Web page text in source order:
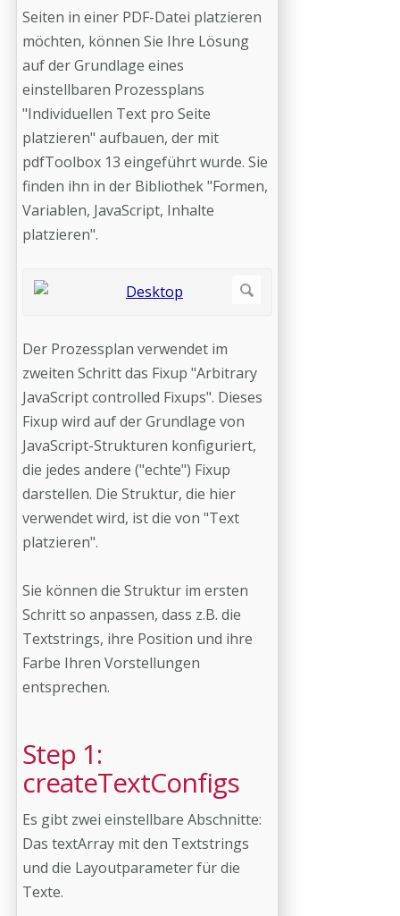
Seiten in einer PDF-Datei platzieren
möchten, können Sie Ihre Lösung
auf der Grundlage eines
einstellbaren Prozessplans
"Individuellen Text pro Seite
platzieren" aufbauen, der mit
pdfToolbox 13 eingeführt wurde. Sie
finden ihn in der Bibliothek "Formen,
Variablen, JavaScript, Inhalte
platzieren".
Der Prozessplan verwendet im
zweiten Schritt das Fixup "Arbitrary
JavaScript controlled Fixups". Dieses
Fixup wird auf der Grundlage von
JavaScript-Strukturen konfiguriert,
die jedes andere ("echte") Fixup
darstellen. Die Struktur, die hier
verwendet wird, ist die von "Text
platzieren".
Sie können die Struktur im ersten
Schritt so anpassen, dass z.B. die
Textstrings, ihre Position und ihre
Farbe Ihren Vorstellungen
entsprechen.
Step 1:
createTextConfigs
Es gibt zwei einstellbare Abschnitte:
Das textArray mit den Textstrings
und die Layoutparameter für die
Texte.